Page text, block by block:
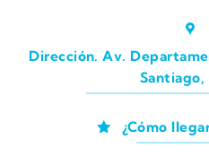
Dirección. Av.
Santiago,
¿Cómo